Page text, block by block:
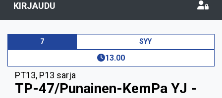
KIRJAUDU
7 SYY
13.00
PT13, P13 sarja
TP-47/Punainen-KemPa YJ -